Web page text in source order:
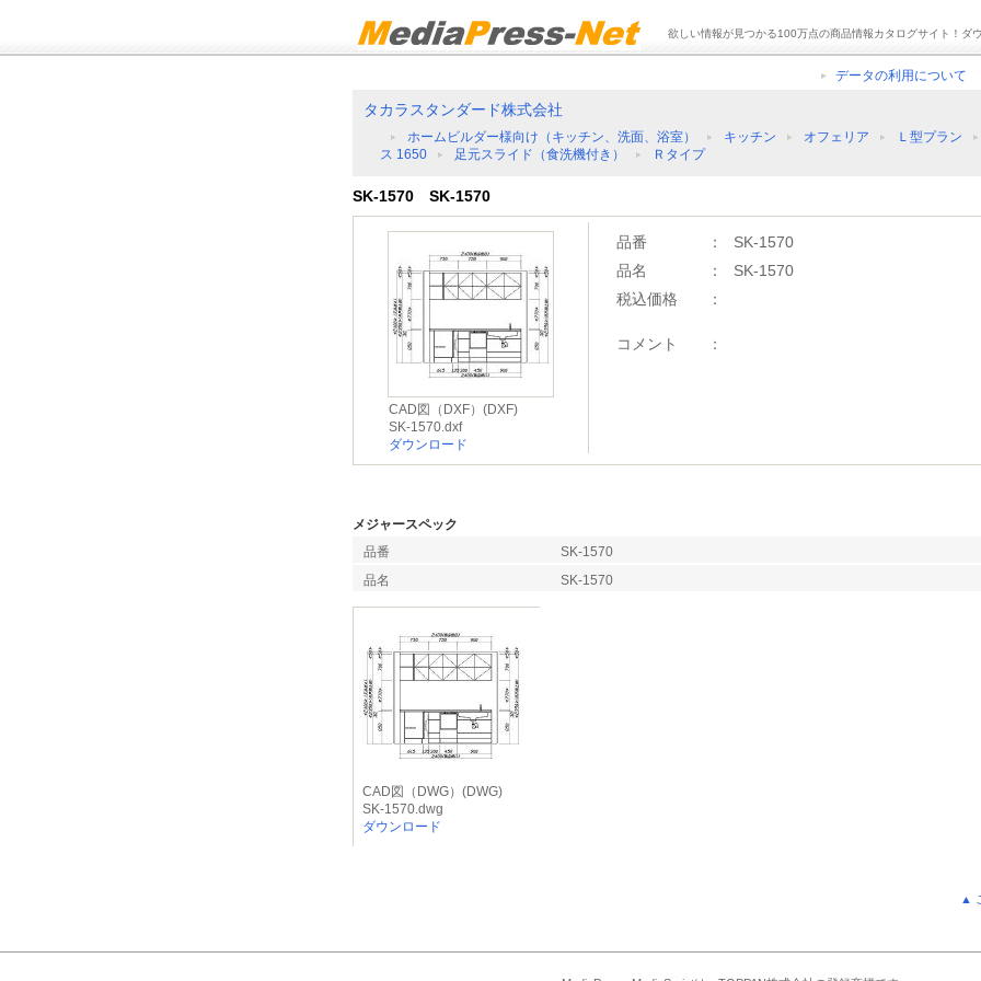
欲しい情報が見つかる100万点の商品情報カタログサイト！ダ
データの利用について
タカラスタンダード株式会社
ホームビルダー様向け（キッチン、洗面、浴室） キッチン オフェリア Ｌ型プラン
ス 1650
足元スライド（食洗機付き） Ｒタイプ
SK-1570 SK-1570
CAD図（DXF）(DXF)
SK-1570.dxf
ダウンロード
品番 ：
SK-1570
品名
：
SK-1570
税込価格
：
コメント ：
メジャースペック
品番
SK-1570
品名
SK-1570
CAD図（DWG）(DWG)
SK-1570.dwg
ダウンロード
▲